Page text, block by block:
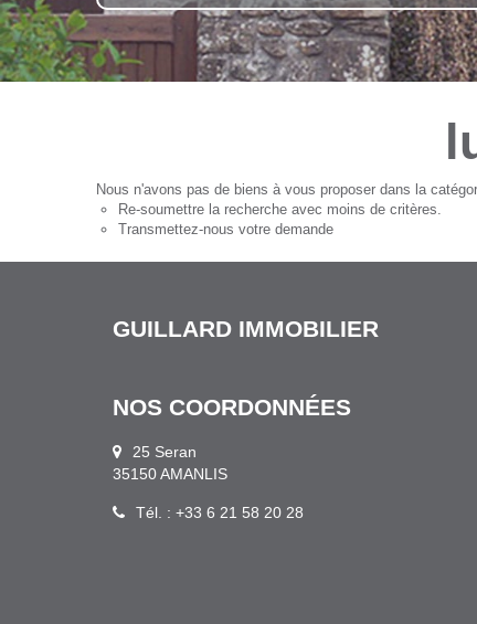
Nous n'avons pas de biens à vous proposer dans la
Re-soumettre la recherche avec moins de critères.
Transmettez-nous votre demande
GUILLARD IMMOBILIER
NOS COORDONNÉES
25 Seran
35150 AMANLIS
Tél. : +33 6 21 58 20 28